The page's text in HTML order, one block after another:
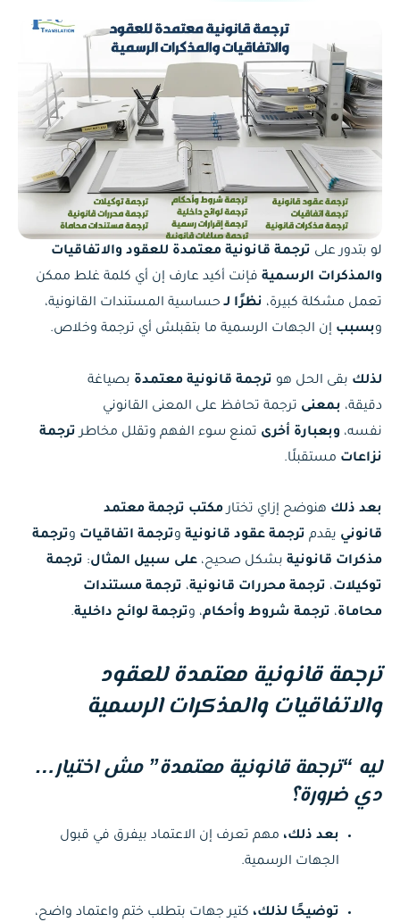
لو بتدور على ترجمة قانونية معتمدة للعقود والاتفاقيات
والمذكرات الرسمية فإنت أكيد عارف إن أي كلمة غلط ممكن
تعمل مشكلة كبيرة، نظرًا لـحساسية المستندات القانونية،
وبسبب إن الجهات الرسمية ما بتقبلش أي ترجمة وخلاص.
لذلك بقى الحل هو ترجمة قانونية معتمدة بصياغة
دقيقة، بمعنى ترجمة تحافظ على المعنى القانوني
نفسه، وبعبارة أخرى تمنع سوء الفهم وتقلل مخاطر ترجمة
نزاعات مستقبلًا.
بعد ذلك هنوضح إزاي تختارمكتب ترجمة معتمد
قانوني يقدم ترجمة عقود قانونية وترجمة اتفاقيات وترجمة
مذكرات قانونية بشكل صحيح، على سبيل المثال: ترجمة
توكيلات، ترجمة محررات قانونية، ترجمة مستندات
محاماة، ترجمة شروط وأحكام، وترجمة لوائح داخلية.
ترجمة قانونية معتمدة للعقود
والاتفاقيات والمذكرات الرسمية
ليه “ترجمة قانونية معتمدة” مش اختيار…
دي ضرورة؟
بعد ذلك، مهم تعرف إن الاعتماد بيفرق في قبول
الجهات الرسمية.
توضيحًا لذلك، كتير جهات بتطلب ختم واعتماد واضح،